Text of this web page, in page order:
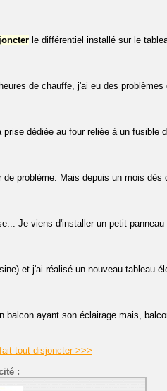
le différentiel installé sur le
de chauffe, j'ai eu des problèmes
dédiée au four reliée à un fusible
problème. Mais depuis un mois dès
Je viens d'installer un petit panneau
et j'ai réalisé un nouveau tableau
balcon ayant son éclairage mais,
tout disjoncter >>>
: